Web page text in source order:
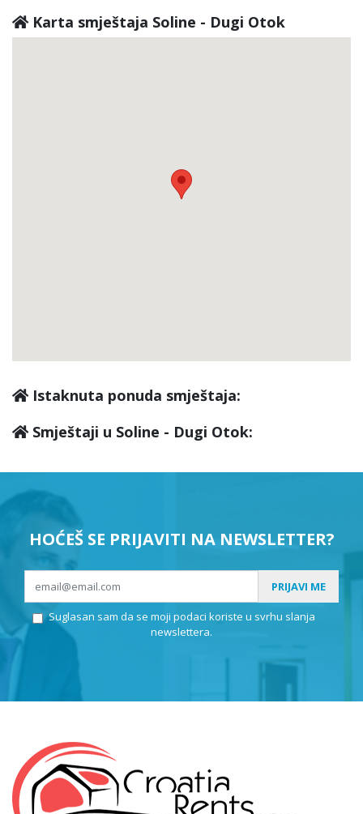
Karta smještaja Soline - Dugi Otok
Istaknuta ponuda smještaja:
Smještaji u Soline - Dugi Otok:
HOĆEŠ SE PRIJAVITI NA NEWSLETTER?
PRIJAVI ME
Suglasan sam da se moji podaci koriste u svrhu slanja
newslettera.